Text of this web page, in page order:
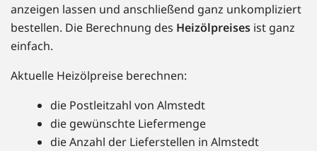
anzeigen lassen und anschließend ganz unkompliziert
bestellen. Die Berechnung des Heizölpreises ist ganz
einfach.
Aktuelle Heizölpreise berechnen:
die Postleitzahl von Almstedt
die gewünschte Liefermenge
die Anzahl der Lieferstellen in Almstedt